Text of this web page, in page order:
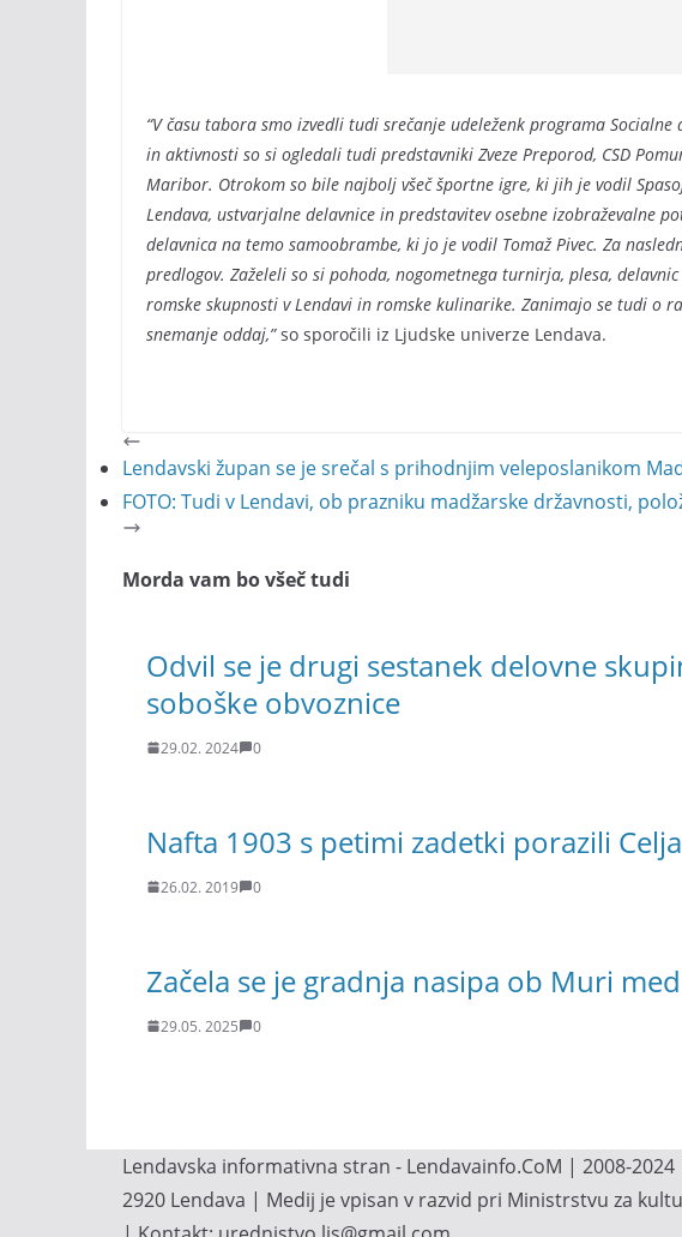
“V času tabora smo izvedli tudi srečanje udeleženk programa
in aktivnosti so si ogledali tudi predstavniki Zveze Preporod, CSD
Maribor. Otrokom so bile najbolj všeč športne igre, ki jih je vodil
Lendava, ustvarjalne delavnice in predstavitev osebne izobraževalne
delavnica na temo samoobrambe, ki jo je vodil Tomaž Pivec. Za
predlogov. Zaželeli so si pohoda, nogometnega turnirja, plesa,
romske skupnosti v Lendavi in romske kulinarike. Zanimajo se tudi o
snemanje oddaj,”so sporočili iz Ljudske univerze Lendava.
Lendavski župan se je srečal s prihodnjim veleposlanikom
FOTO: Tudi v Lendavi, ob prazniku madžarske državnosti,
Morda vam bo všeč tudi
Odvil se je drugi sestanek delovne
soboške obvoznice
29.02. 2024 0
Nafta 1903 s petimi zadetki porazili
26.02. 2019 0
Začela se je gradnja nasipa ob Muri
29.05. 2025 0
Lendavska informativna stran - Lendavainfo.CoM | 2008-
2920 Lendava | Medij je vpisan v razvid pri Ministrstvu za